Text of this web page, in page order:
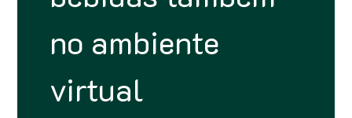
no ambiente
virtual